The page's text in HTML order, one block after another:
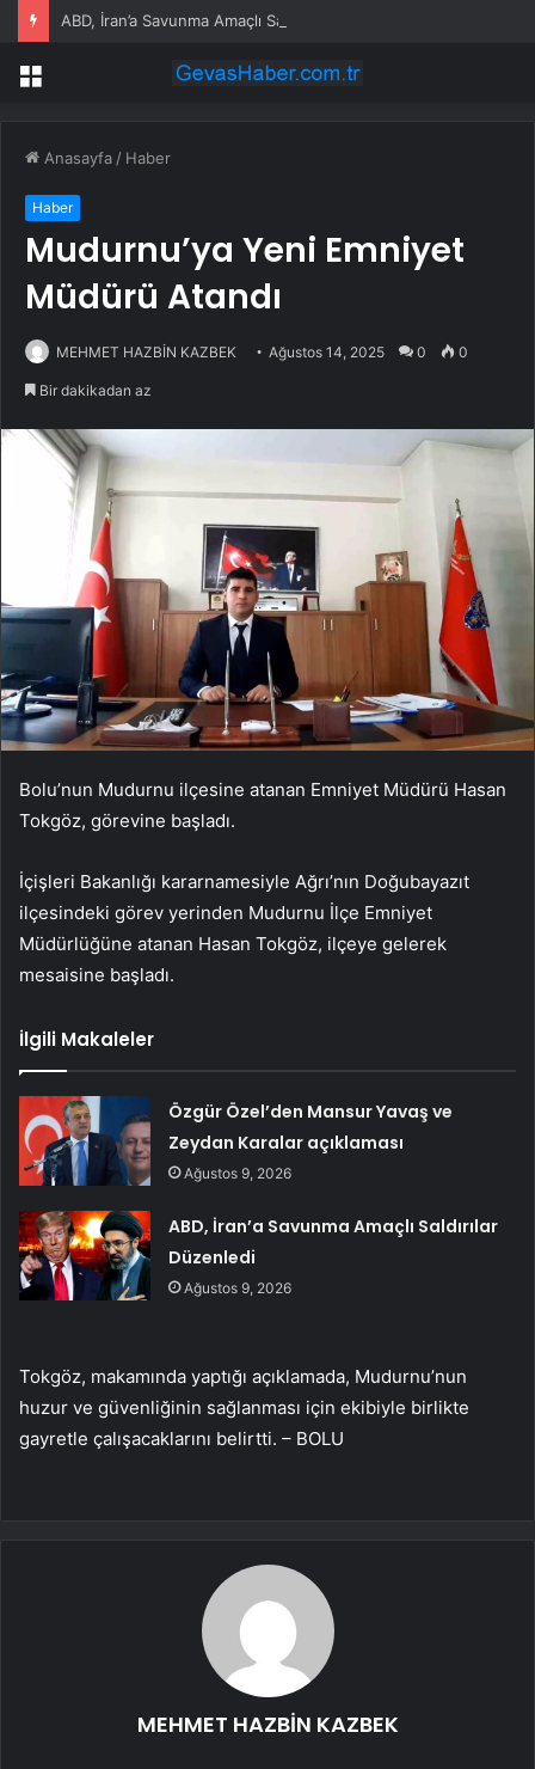
ABD, İran’a Savunma Amaçlı Saldırılar Düzenledi
Menü
Anasayfa / Haber
Haber
Mudurnu’ya Yeni Emniyet
Müdürü Atandı
MEHMET HAZBİN KAZBEK Ağustos 14, 2025 0 0
Bir dakikadan az
Bolu’nun Mudurnu ilçesine atanan Emniyet Müdürü Hasan
Tokgöz, görevine başladı.
İçişleri Bakanlığı kararnamesiyle Ağrı’nın Doğubayazıt
ilçesindeki görev yerinden Mudurnu İlçe Emniyet
Müdürlüğüne atanan Hasan Tokgöz, ilçeye gelerek
mesaisine başladı.
İlgili Makaleler
Özgür Özel’den Mansur Yavaş ve
Zeydan Karalar açıklaması
Ağustos 9, 2026
ABD, İran’a Savunma Amaçlı Saldırılar
Düzenledi
Ağustos 9, 2026
Tokgöz, makamında yaptığı açıklamada, Mudurnu’nun
huzur ve güvenliğinin sağlanması için ekibiyle birlikte
gayretle çalışacaklarını belirtti. – BOLU
MEHMET HAZBİN KAZBEK